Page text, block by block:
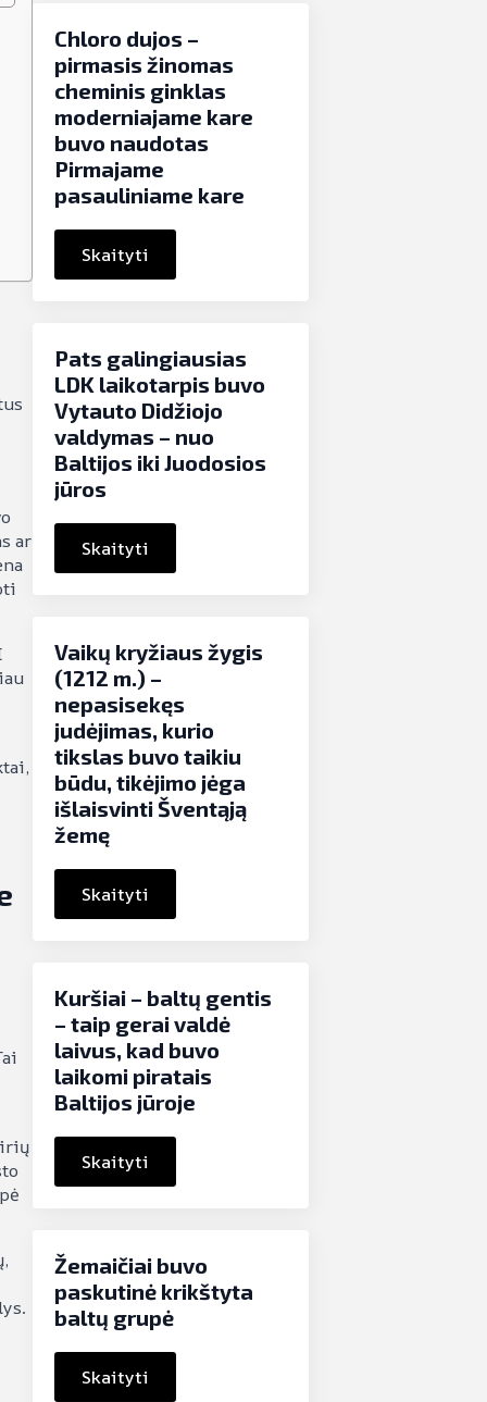
ar
Chloro dujos –
pirmasis žinomas
cheminis ginklas
moderniajame kare
buvo naudotas
Pirmajame
pasauliniame kare
Skaityti
Pats galingiausias
LDK laikotarpis buvo
Vytauto Didžiojo
valdymas – nuo
Baltijos iki Juodosios
jūros
Skaityti
Vaikų kryžiaus žygis
(1212 m.) –
nepasisekęs
judėjimas, kurio
tikslas buvo taikiu
būdu, tikėjimo jėga
išlaisvinti Šventąją
žemę
Skaityti
Kuršiai – baltų gentis
– taip gerai valdė
laivus, kad buvo
laikomi piratais
Baltijos jūroje
Skaityti
Žemaičiai buvo
paskutinė krikštyta
baltų grupė
Skaityti